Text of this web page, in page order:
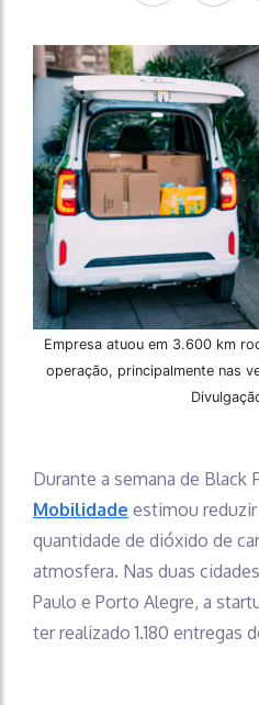
Empresa atuou em 3.600 km
operação, principalmente nas
Durante a semana de Black
Mobilidade estimou reduzir
quantidade de dióxido de
atmosfera. Nas duas
Paulo e Porto Alegre, a
ter realizado 1.180 entregas